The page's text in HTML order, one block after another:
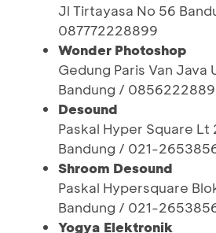
Jl Tirtayasa No 56
087772228899
Wonder Photoshop
Gedung Paris Van Java
Bandung /
Desound
Paskal Hyper Square Lt
Bandung / 021-
Shroom Desound
Paskal Hypersquare
Bandung / 021-
Yogya Elektronik